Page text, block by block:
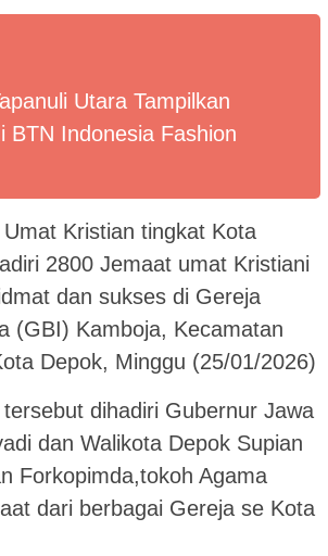
Utara Tampilkan
BTN Indonesia Fashion
Kristian tingkat Kota
2800 Jemaat umat Kristiani
dan sukses di Gereja
(GBI) Kamboja, Kecamatan
Depok, Minggu (25/01/2026)
dihadiri Gubernur Jawa
dan Walikota Depok Supian
Forkopimda,tokoh Agama
dari berbagai Gereja se Kota